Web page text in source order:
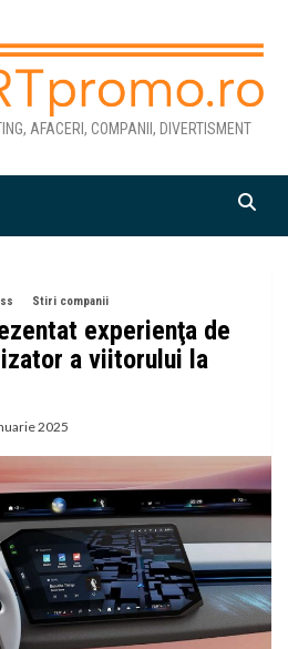
AFACERI, COMPANII, DIVERTISMENT
Stiri companii
experienţa de
a viitorului la
2025